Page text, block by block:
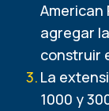
American
agregar
construir
La
1000 y